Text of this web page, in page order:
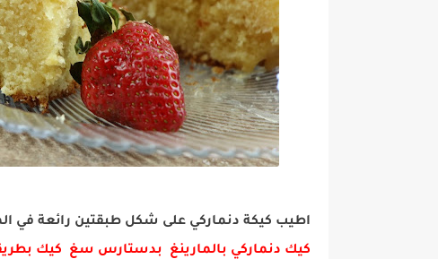
اطيب كيكة دنماركي على شكل طبقتين رائعة في
كيك دنماركي بالمارينغ بدستارس سغ كيك بطريقة